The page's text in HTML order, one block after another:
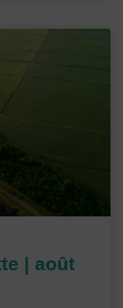
| août